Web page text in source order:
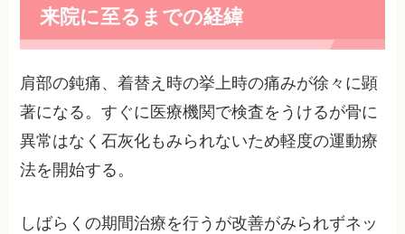
来院に至るまでの経緯
肩部の鈍痛、着替え時の挙上時の痛みが徐々に顕
著になる。すぐに医療機関で検査をうけるが骨に
異常はなく石灰化もみられないため軽度の運動療
法を開始する。
しばらくの期間治療を行うが改善がみられずネッ